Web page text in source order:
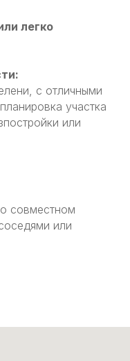
легко
с отличными
участка
или
совместном
или